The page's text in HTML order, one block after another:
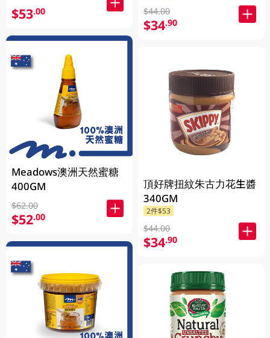
$53.00
Meadows澳洲天然蜜糖
400GM
$62.00
$52.00
$44.00
$34.90
頂好牌扭紋朱古力花生醬
340GM
2件$53
$44.00
$34.90